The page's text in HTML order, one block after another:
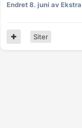
Endret8. juni av Ekstra
Siter